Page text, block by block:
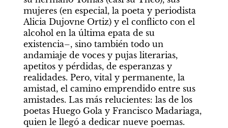
mujeres (en especial, la poeta y periodista
Alicia Dujovne Ortiz) y el conflicto con el
alcohol en la última epata de su
existencia–, sino también todo un
andamiaje de voces y pujas literarias,
apetitos y pérdidas, de esperanzas y
realidades. Pero, vital y permanente, la
amistad, el camino emprendido entre sus
amistades. Las más relucientes: las de los
poetas Huego Gola y Francisco Madariaga,
quien le llegó a dedicar nueve poemas.